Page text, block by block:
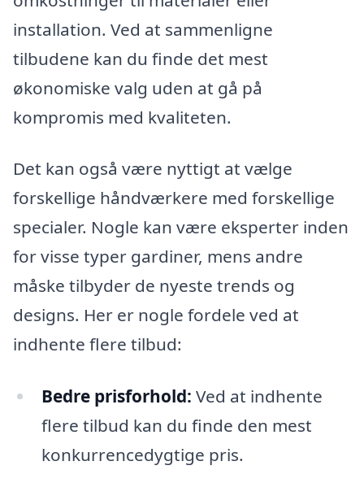
installation. Ved at sammenligne
tilbudene kan du finde det mest
økonomiske valg uden at gå på
kompromis med kvaliteten.
Det kan også være nyttigt at vælge
forskellige håndværkere med forskellige
specialer. Nogle kan være eksperter inden
for visse typer gardiner, mens andre
måske tilbyder de nyeste trends og
designs. Her er nogle fordele ved at
indhente flere tilbud:
Bedre prisforhold: Ved at indhente
flere tilbud kan du finde den mest
konkurrencedygtige pris.